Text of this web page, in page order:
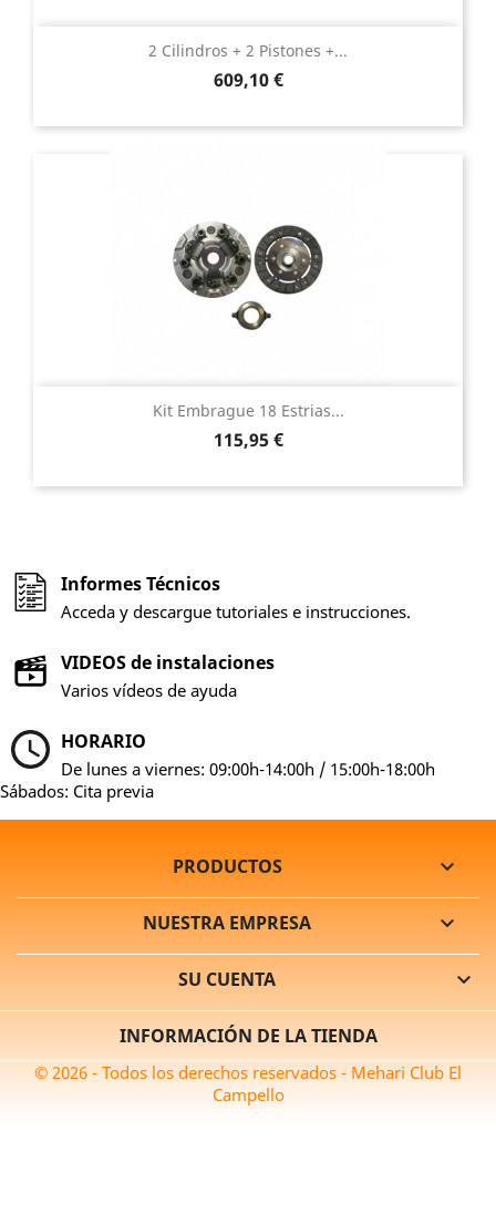
2 Cilindros + 2 Pistones +...
Precio
609,10 €
Kit Embrague 18 Estrias...
Precio
115,95 €
Informes Técnicos
Acceda y descargue tutoriales e instrucciones.
VIDEOS de instalaciones
Varios vídeos de ayuda
HORARIO
De lunes a viernes: 09:00h-14:00h / 15:00h-18:00h
Sábados: Cita previa
PRODUCTOS 
NUESTRA EMPRESA 
SU CUENTA 
INFORMACIÓN DE LA TIENDA
© 2026 - Todos los derechos reservados - Mehari Club El
Campello